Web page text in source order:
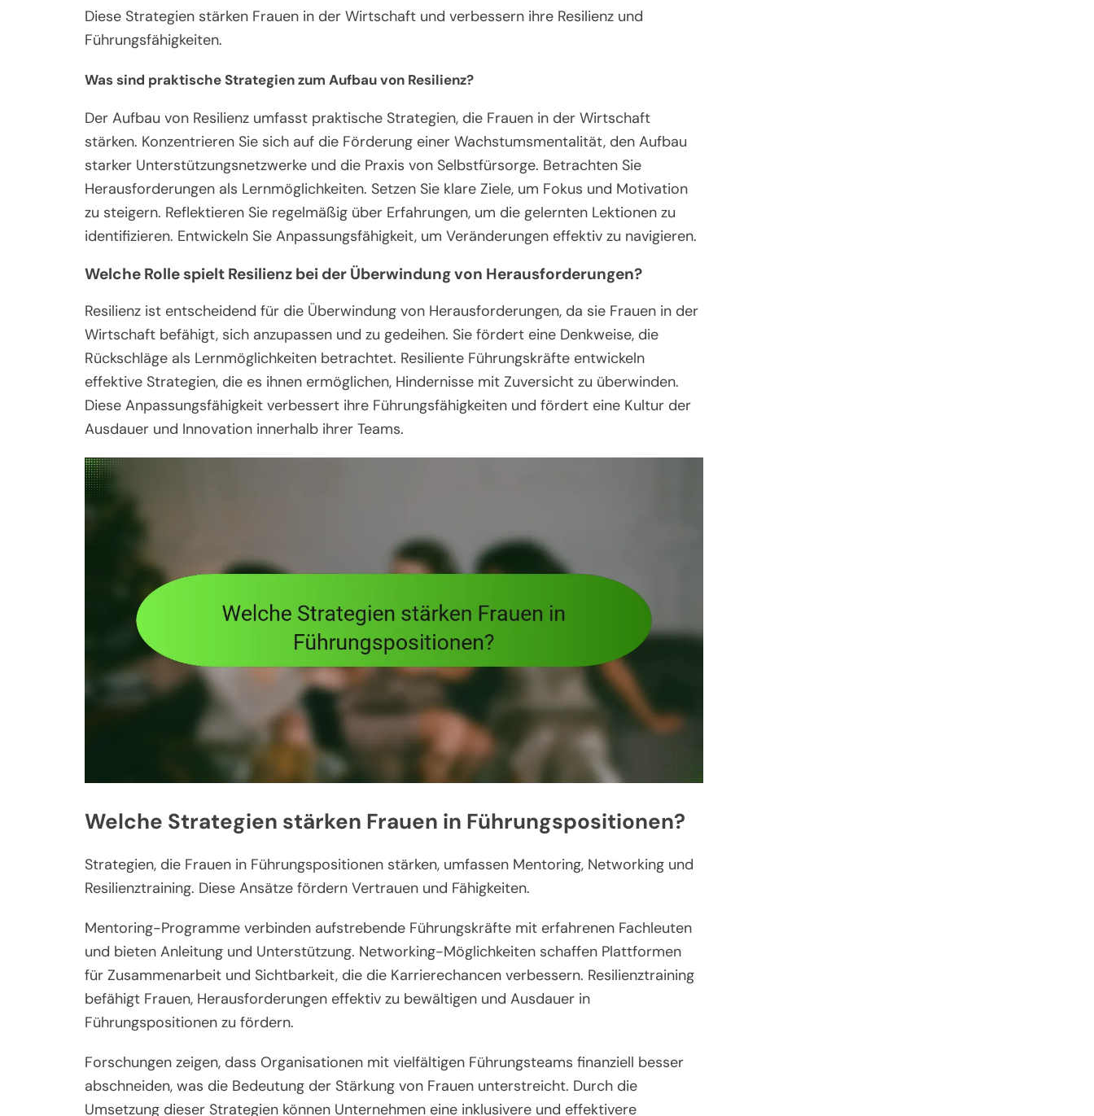
Diese Strategien stärken Frauen in der Wirtschaft und verbessern ihre Resilienz und
Führungsfähigkeiten.
Was sind praktische Strategien zum Aufbau von Resilienz?
Der Aufbau von Resilienz umfasst praktische Strategien, die Frauen in der Wirtschaft
stärken. Konzentrieren Sie sich auf die Förderung einer Wachstumsmentalität, den Aufbau
starker Unterstützungsnetzwerke und die Praxis von Selbstfürsorge. Betrachten Sie
Herausforderungen als Lernmöglichkeiten. Setzen Sie klare Ziele, um Fokus und Motivation
zu steigern. Reflektieren Sie regelmäßig über Erfahrungen, um die gelernten Lektionen zu
identifizieren. Entwickeln Sie Anpassungsfähigkeit, um Veränderungen effektiv zu navigieren.
Welche Rolle spielt Resilienz bei der Überwindung von Herausforderungen?
Resilienz ist entscheidend für die Überwindung von Herausforderungen, da sie Frauen in der
Wirtschaft befähigt, sich anzupassen und zu gedeihen. Sie fördert eine Denkweise, die
Rückschläge als Lernmöglichkeiten betrachtet. Resiliente Führungskräfte entwickeln
effektive Strategien, die es ihnen ermöglichen, Hindernisse mit Zuversicht zu überwinden.
Diese Anpassungsfähigkeit verbessert ihre Führungsfähigkeiten und fördert eine Kultur der
Ausdauer und Innovation innerhalb ihrer Teams.
Welche Strategien stärken Frauen in Führungspositionen?
Strategien, die Frauen in Führungspositionen stärken, umfassen Mentoring, Networking und
Resilienztraining. Diese Ansätze fördern Vertrauen und Fähigkeiten.
Mentoring-Programme verbinden aufstrebende Führungskräfte mit erfahrenen Fachleuten
und bieten Anleitung und Unterstützung. Networking-Möglichkeiten schaffen Plattformen
für Zusammenarbeit und Sichtbarkeit, die die Karrierechancen verbessern. Resilienztraining
befähigt Frauen, Herausforderungen effektiv zu bewältigen und Ausdauer in
Führungspositionen zu fördern.
Forschungen zeigen, dass Organisationen mit vielfältigen Führungsteams finanziell besser
abschneiden, was die Bedeutung der Stärkung von Frauen unterstreicht. Durch die
Umsetzung dieser Strategien können Unternehmen eine inklusivere und effektivere